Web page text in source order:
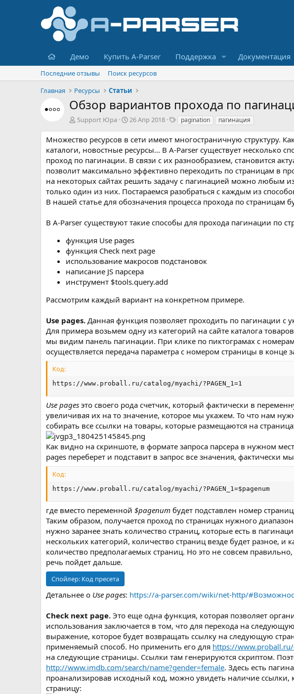
Главная
Демо Купить A-Parser Поддержка Документация
Последние отзывы
Поиск ресурсов
Главная
Ресурсы Статьи
Обзор вариантов прохода по
А
т
р
Support Юра
Д
т
с
о
з
д
а
н
26 Апр 2018
Т
г
и
pagination пагинация
Множество ресурсов в сети имеют многостраничную структуру.
каталоги, новостные ресурсы... В A-Parser существует несколько
проход по пагинации. В связи с их разнообразием, становится
позволит максимально эффективно переходить по страницам в
на некоторых сайтах решить задачу с пагинацией можно любым из
только один из них. Постараемся разобраться с каждым из
В нашей статье для обозначения процесса прохода по страницам
В A-Parser существуют такие способы для прохода пагинации по
функция Use pages
функция Check next page
использование макросов подстановок
написание JS парсера
инструмент $tools.query.add
Рассмотрим каждый вариант на конкретном примере.
Use pages. Данная функция позволяет проходить по пагинации с
Для примера возьмем одну из категорий на сайте каталога товаров
мы видим панель пагинации. При клике по пиктограмах с
осуществляется передача параметра с номером страницы в конце
Код:
https://www.proball.ru/catalog/myachi/?PAGEN_1=1
Use pages это своего рода счетчик, который фактически в
увеличивая их на то значение, которое мы укажем. То что нам
собирать все ссылки на товары, которые размещаются на
Как видно на скриншоте, в формате запроса парсера в нужном
pages переберет и подставит в запрос все значения, фактически
Код:
https://www.proball.ru/catalog/myachi/?PAGEN_1=$pagenum
где вместо переменной $pagenum будет подставлен номер
Таким образом, получается проход по страницах нужного
нужно заранее знать количество страниц, которые есть в
нескольких категорий, количество страниц везде будет разное,
количество предполагаемых страниц. Но это не совсем
речь пойдет дальше.
Спойлер: Код пресета
Детальнее о Use pages: https://a-parser.com/wiki/net-http/
Сheck next page. Это еще одна функция, которая позволяет
использования заключается в том, что для перехода на
выражение, которое будет возвращать ссылку на следующую
применяемый способ. Но применить его для https://
на следующие страницы. Ссылки там генерируются скриптом.
http://www.imdb.com/search/name?gender=female. Здесь есть
проанализировав исходный код, можно увидеть наличие ссылки,
страницу: